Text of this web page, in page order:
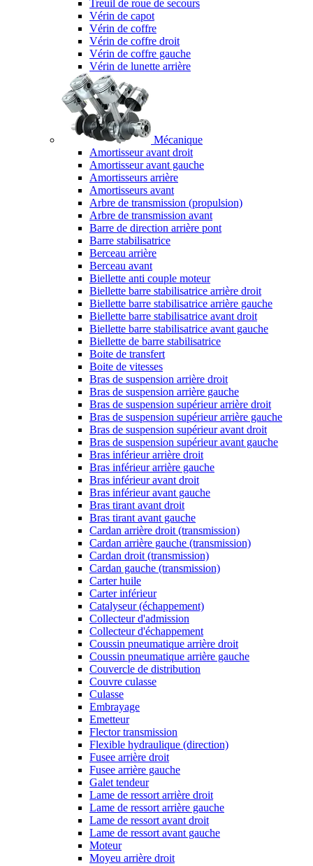
Treuil de roue de secours
Vérin de capot
Vérin de coffre
Vérin de coffre droit
Vérin de coffre gauche
Vérin de lunette arrière
Mécanique
Amortisseur avant droit
Amortisseur avant gauche
Amortisseurs arrière
Amortisseurs avant
Arbre de transmission (propulsion)
Arbre de transmission avant
Barre de direction arrière pont
Barre stabilisatrice
Berceau arrière
Berceau avant
Biellette anti couple moteur
Biellette barre stabilisatrice arrière droit
Biellette barre stabilisatrice arrière gauche
Biellette barre stabilisatrice avant droit
Biellette barre stabilisatrice avant gauche
Biellette de barre stabilisatrice
Boite de transfert
Boite de vitesses
Bras de suspension arrière droit
Bras de suspension arrière gauche
Bras de suspension supérieur arrière droit
Bras de suspension supérieur arrière gauche
Bras de suspension supérieur avant droit
Bras de suspension supérieur avant gauche
Bras inférieur arrière droit
Bras inférieur arrière gauche
Bras inférieur avant droit
Bras inférieur avant gauche
Bras tirant avant droit
Bras tirant avant gauche
Cardan arrière droit (transmission)
Cardan arrière gauche (transmission)
Cardan droit (transmission)
Cardan gauche (transmission)
Carter huile
Carter inférieur
Catalyseur (échappement)
Collecteur d'admission
Collecteur d'échappement
Coussin pneumatique arrière droit
Coussin pneumatique arrière gauche
Couvercle de distribution
Couvre culasse
Culasse
Embrayage
Emetteur
Flector transmission
Flexible hydraulique (direction)
Fusee arrière droit
Fusee arrière gauche
Galet tendeur
Lame de ressort arrière droit
Lame de ressort arrière gauche
Lame de ressort avant droit
Lame de ressort avant gauche
Moteur
Moyeu arrière droit